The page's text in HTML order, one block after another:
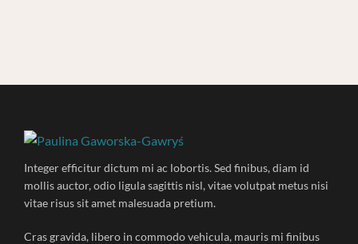
Integer efficitur dictum mi ac lobortis. Sed finibus, diam id
mollis auctor, odio ligula sagittis nisl, vitae volutpat metus nisi
vitae risus sit amet malesuada pretium.
Cras gravida, libero in commodo vehicula, mauris mi finibus